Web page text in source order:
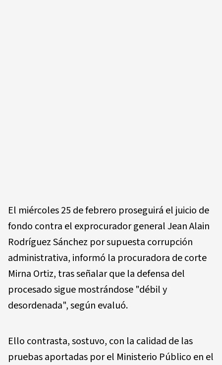
El miércoles 25 de febrero proseguirá el juicio de
fondo contra el exprocurador general Jean Alain
Rodríguez Sánchez por supuesta corrupción
administrativa, informó la procuradora de corte
Mirna Ortiz, tras señalar que la defensa del
procesado sigue mostrándose "débil y
desordenada", según evaluó.
Ello contrasta, sostuvo, con la calidad de las
pruebas aportadas por el Ministerio Público en el